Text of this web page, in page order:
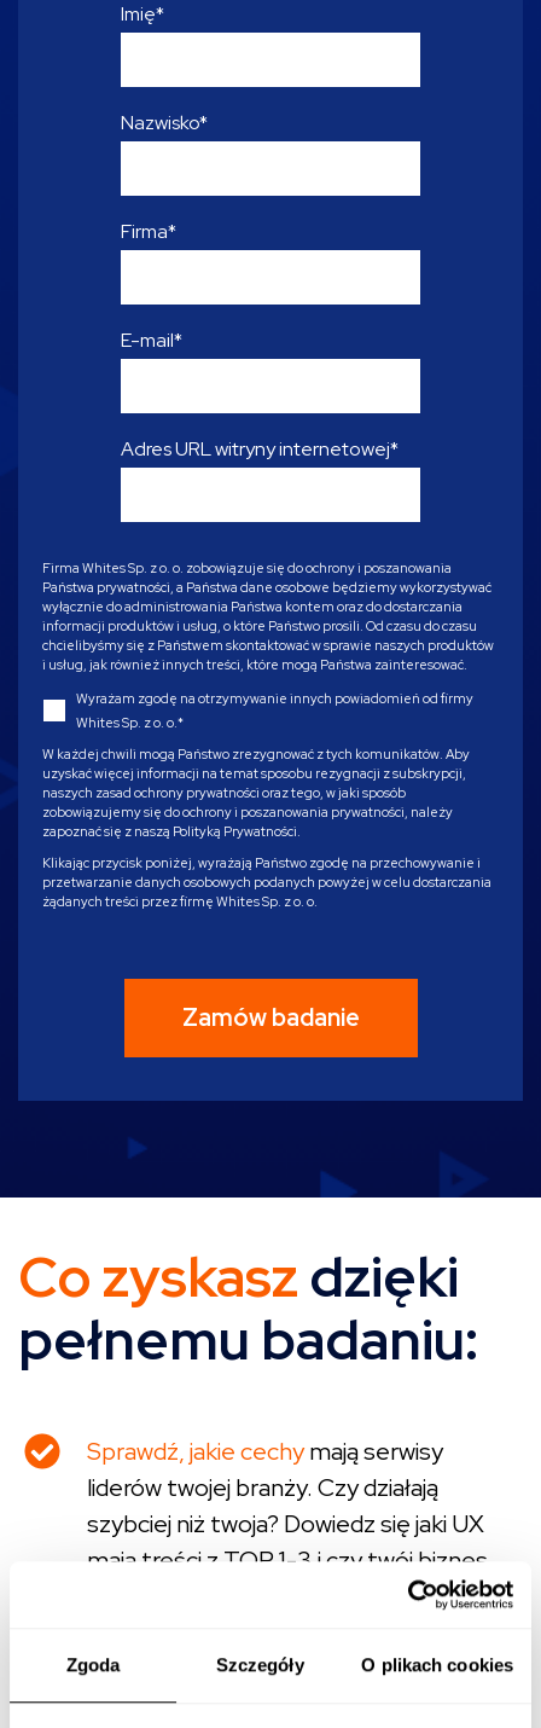
Zgoda Szczegóły O plikach cookies
Imię*
Nazwisko*
Firma*
E-mail*
Adres URL witryny internetowej*
Firma Whites Sp. z o. o. zobowiązuje się do ochrony i poszanowania
Państwa prywatności, a Państwa dane osobowe będziemy wykorzystywać
wyłącznie do administrowania Państwa kontem oraz do dostarczania
informacji produktów i usług, o które Państwo prosili. Od czasu do czasu
chcielibyśmy się z Państwem skontaktować w sprawie naszych produktów
i usług, jak również innych treści, które mogą Państwa zainteresować.
Wyrażam zgodę na otrzymywanie innych powiadomień od firmy
Whites Sp. z o. o.*
W każdej chwili mogą Państwo zrezygnować z tych komunikatów. Aby
uzyskać więcej informacji na temat sposobu rezygnacji z subskrypcji,
naszych zasad ochrony prywatności oraz tego, w jaki sposób
zobowiązujemy się do ochrony i poszanowania prywatności, należy
zapoznać się z naszą Polityką Prywatności.
Klikając przycisk poniżej, wyrażają Państwo zgodę na przechowywanie i
przetwarzanie danych osobowych podanych powyżej w celu dostarczania
żądanych treści przez firmę Whites Sp. z o. o.
Co zyskaszdzięki
pełnemu badaniu:
Sprawdź, jakie cechymają serwisy
liderów twojej branży. Czy działają
szybciej niż twoja? Dowiedz się jaki UX
mają treści z TOP 1-3 i czy twój biznes
realizowały zakładane cele! Twórz strony